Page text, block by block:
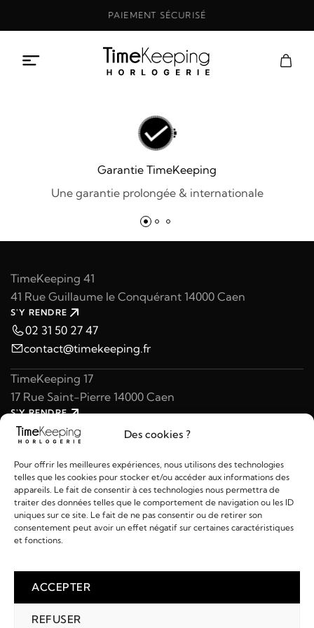
Des cookies ?
Pour offrir les meilleures expériences, nous utilisons des technologies
telles que les cookies pour stocker et/ou accéder aux informations des
appareils. Le fait de consentir à ces technologies nous permettra de
traiter des données telles que le comportement de navigation ou les ID
uniques sur ce site. Le fait de ne pas consentir ou de retirer son
consentement peut avoir un effet négatif sur certaines caractéristiques
et fonctions.
ACCEPTER
REFUSER
PAIEMENT SÉCURISÉ
Garantie TimeKeeping
Une garantie prolongée & internationale
TimeKeeping 41
41 Rue Guillaume le Conquérant 14000 Caen
S'Y RENDRE
02 31 50 27 47
contact@timekeeping.fr
TimeKeeping 17
17 Rue Saint-Pierre 14000 Caen
S'Y RENDRE
02 31 47 49 97
contact@timekeeping.fr
Liens utiles
2026 © TIMEKEEPING - Réalisé par